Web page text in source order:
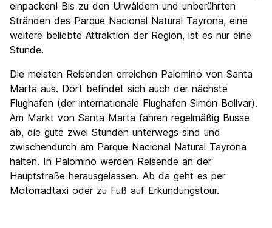
einpacken! Bis zu den Urwäldern und unberührten
Stränden des Parque Nacional Natural Tayrona, eine
weitere beliebte Attraktion der Region, ist es nur eine
Stunde.
Die meisten Reisenden erreichen Palomino von Santa
Marta aus. Dort befindet sich auch der nächste
Flughafen (der internationale Flughafen Simón Bolívar).
Am Markt von Santa Marta fahren regelmäßig Busse
ab, die gute zwei Stunden unterwegs sind und
zwischendurch am Parque Nacional Natural Tayrona
halten. In Palomino werden Reisende an der
Hauptstraße herausgelassen. Ab da geht es per
Motorradtaxi oder zu Fuß auf Erkundungstour.